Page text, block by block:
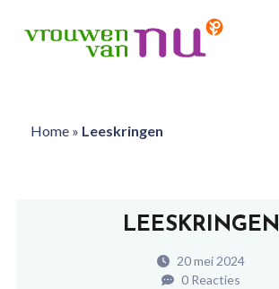
Home» Leeskringen
LEESKRINGEN
20 mei 2024
0 Reacties